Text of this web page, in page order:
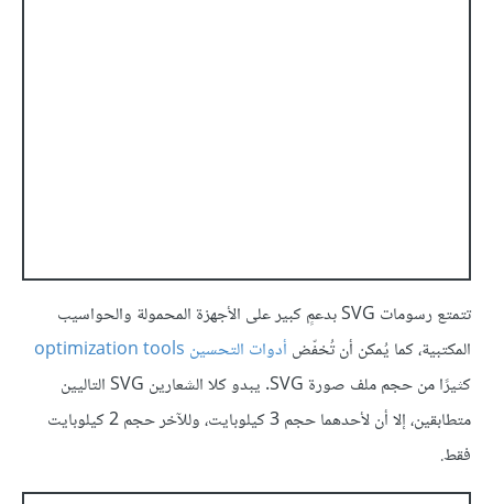
تتمتع رسومات SVG بدعمٍ كبير على الأجهزة المحمولة والحواسيب
المكتبية، كما يُمكن أن تُخفّض أدوات التحسين optimization tools
كثيرًا من حجم ملف صورة SVG. يبدو كلا الشعارين SVG التاليين
متطابقين، إلا أن لأحدهما حجم 3 كيلوبايت، وللآخر حجم 2 كيلوبايت
فقط.